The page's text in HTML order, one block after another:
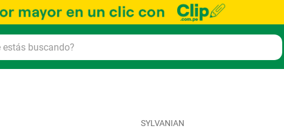
SYLVANIAN